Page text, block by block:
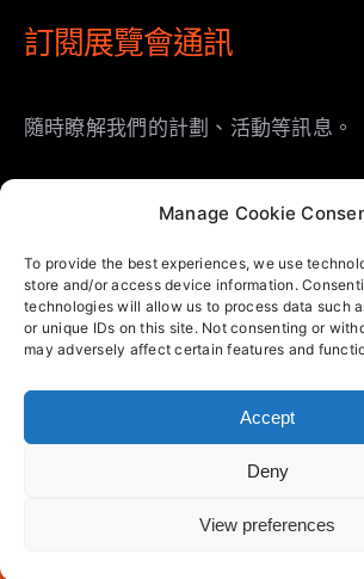
Manage Cookie
To provide the best experiences, we use
store and/or access device information.
technologies will allow us to process data such
or unique IDs on this site. Not consenting or
may adversely affect certain features and
Accept
Deny
View preferences
訂閱展覽會通訊
隨時瞭解我們的計劃、活動等訊息。
登記
© Copyright 2023 | 福威士國際展覽